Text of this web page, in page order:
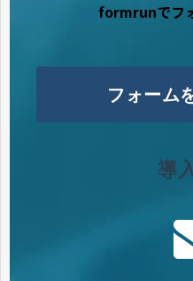
formrunでフ
フォーム
導